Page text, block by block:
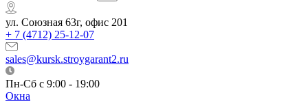
ул. Союзная 63г, офис 201
+ 7 (4712) 25-12-07
sales@kursk.stroygarant2.ru
Пн-Сб с 9:00 - 19:00
Окна